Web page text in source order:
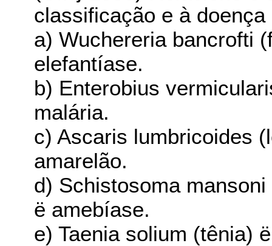
classificação e à
a) Wuchereria bancrofti
elefantíase.
b) Enterobius
malária.
c) Ascaris lumbricoides
amarelão.
d) Schistosoma
ë amebíase.
e) Taenia solium (tênia)